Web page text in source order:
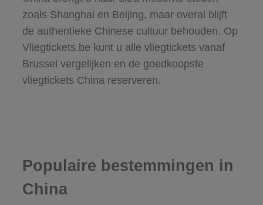
zoals Shanghai en Beijing, maar overal blijft
de authentieke Chinese cultuur behouden. Op
Vliegtickets.be kunt u alle vliegtickets vanaf
Brussel vergelijken en de goedkoopste
vliegtickets China reserveren.
Populaire bestemmingen in
China